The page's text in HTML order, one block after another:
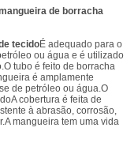
de borracha
tecidoÉ adequado para o
ou água e é utilizado
tubo é feito de borracha
é amplamente
de petróleo ou água.O
cobertura é feita de
à abrasão, corrosão,
mangueira tem uma vida